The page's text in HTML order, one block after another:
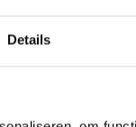
Details